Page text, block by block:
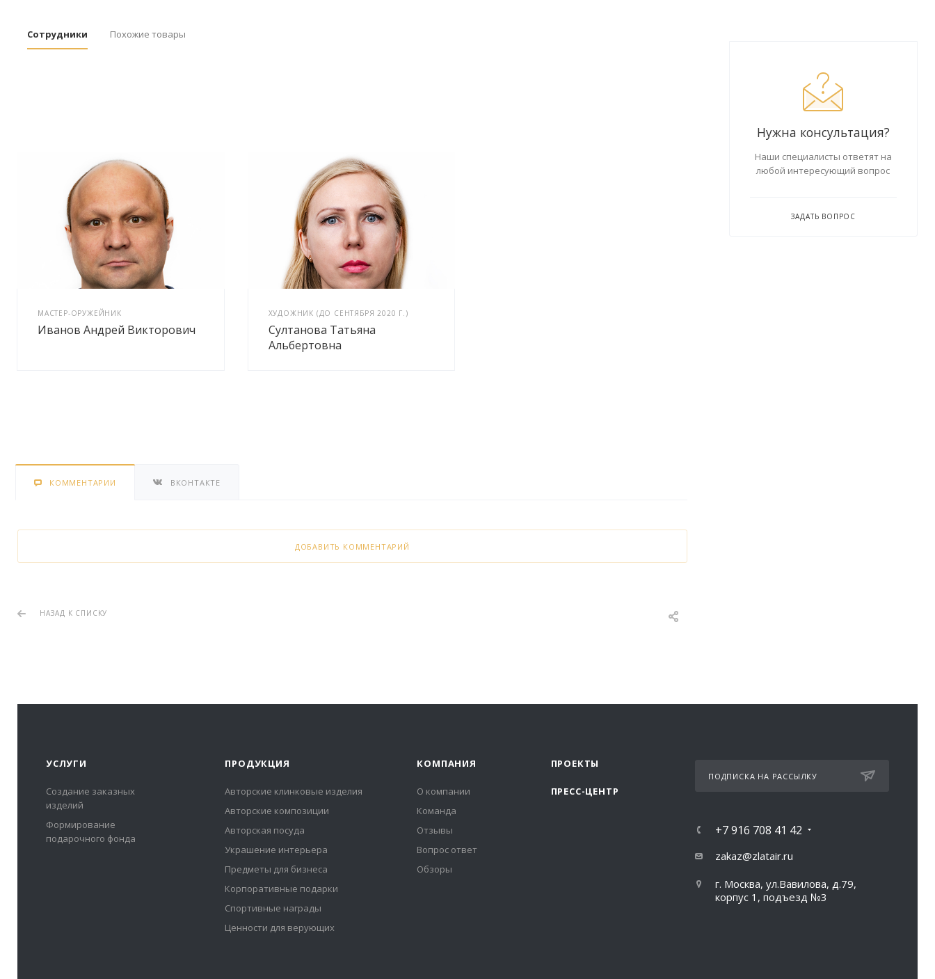
Нужна консультация?
Наши специалисты ответят на
любой интересующий вопрос
ЗАДАТЬ ВОПРОС
Сотрудники Похожие товары
МАСТЕР-ОРУЖЕЙНИК
Иванов Андрей Викторович
ХУДОЖНИК (ДО СЕНТЯБРЯ 2020 Г.)
Султанова Татьяна
Альбертовна
КОММЕНТАРИИ ВКОНТАКТЕ
ДОБАВИТЬ КОММЕНТАРИЙ
НАЗАД К СПИСКУ
УСЛУГИ
Создание заказных
изделий
Формирование
подарочного фонда
ПРОДУКЦИЯ
Авторские клинковые изделия
Авторские композиции
Авторская посуда
Украшение интерьера
Предметы для бизнеса
Корпоративные подарки
Спортивные награды
Ценности для верующих
КОМПАНИЯ
О компании
Команда
Отзывы
Вопрос ответ
Обзоры
ПРОЕКТЫ
ПРЕСС-ЦЕНТР
ПОДПИСКА НА РАССЫЛКУ
+7 916 708 41 42
zakaz@zlatair.ru
г. Москва, ул.Вавилова, д.79,
корпус 1, подъезд №3